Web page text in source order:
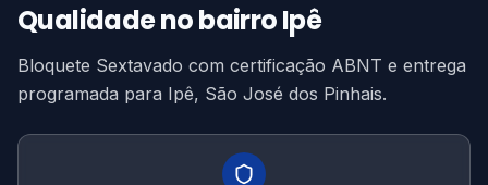
Qualidade no bairro Ipê
Bloquete Sextavado com certificação ABNT e entrega
programada para Ipê, São José dos Pinhais.